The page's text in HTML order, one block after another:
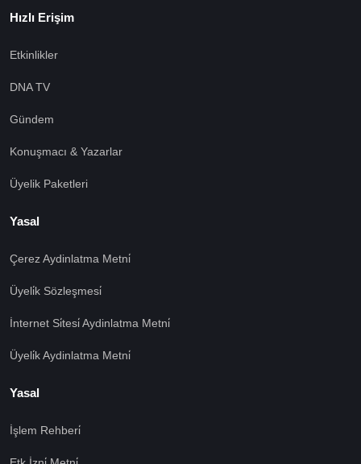
Hızlı Erişim
Etkinlikler
DNA TV
Gündem
Konuşmacı & Yazarlar
Üyelik Paketleri
Yasal
Çerez Aydinlatma Metni̇
Üyeli̇k Sözleşmesi̇
İnternet Si̇tesi̇ Aydinlatma Metni̇
Üyeli̇k Aydinlatma Metni̇
Yasal
İşlem Rehberi̇